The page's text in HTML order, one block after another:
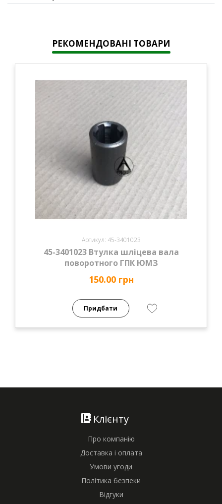
РЕКОМЕНДОВАНІ ТОВАРИ
Артикул: 45-3401023
45-3401023 Втулка шліцева вала
поворотного ГПК ЮМЗ
150.00 грн
Придбати
Клієнту
Про компанію
Доставка і оплата
Умови угоди
Політика безпеки
Відгуки